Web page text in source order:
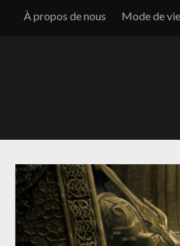
À propos de nous Mode de vie